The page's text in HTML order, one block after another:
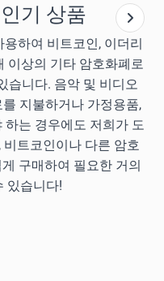
기 상품
하여 비트코인, 이더리
이상의 기타 암호화폐로
습니다. 음악 및 비디오
지불하거나 가정용품,
는 경우에도 저희가 도
트코인이나 다른 암호
구매하여 필요한 거의
있습니다!